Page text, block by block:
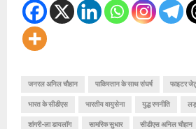
जनरल अनिल चौहान पाकिस्तान के साथ संघर्ष फाइटर
भारत के सीडीएस भारतीय वायुसेना युद्ध रणनीति
शांगरी-ला डायलॉग सामरिक सुधार सीडीएस अनिल चौहान